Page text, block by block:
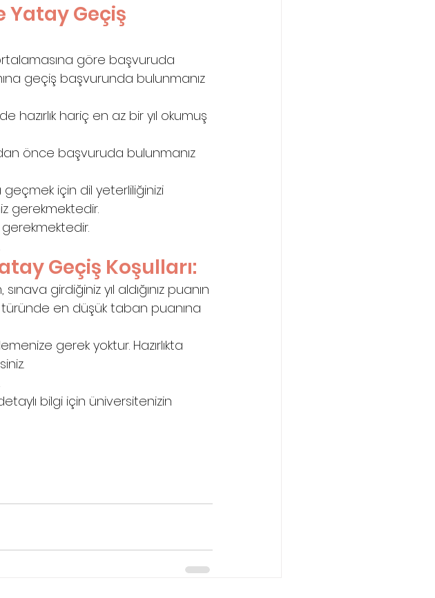
Yatay Geçiş
göre başvuruda
geçiş başvurunda bulunmanız
hazırlık hariç en az bir yıl okumuş
önce başvuruda bulunmanız
için dil yeterliliğinizi
gerekmektedir.
Geçiş Koşulları:
girdiğiniz yıl aldığınız puanın
en düşük taban puanına
gerek yoktur. Hazırlıkta
bilgi için üniversitenizin